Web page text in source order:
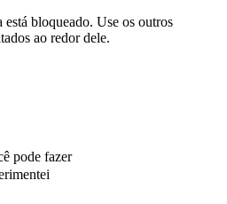
bloqueado. Use os outros
ao redor dele.
pode fazer